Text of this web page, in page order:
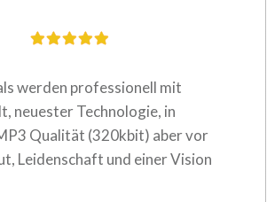
werden professionell mit
neuesterTechnologie, in
Qualität (320kbit) aber vor
Leidenschaft und einer Vision